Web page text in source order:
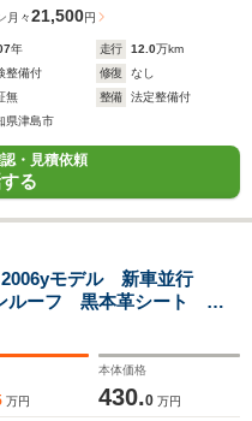
月々21,500円
年 走行 12.0万km
整備付 修復
なし
無 整備
法定整備付
県津島市
・見積依頼
る
2006yモデル 新車並行
ルーフ 黒本革シート
315/40R26タイヤ新品 フ
万円
本体価格
430.0 万円